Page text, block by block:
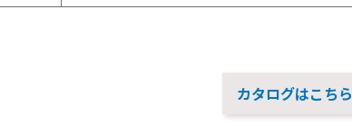
カタログはこちら